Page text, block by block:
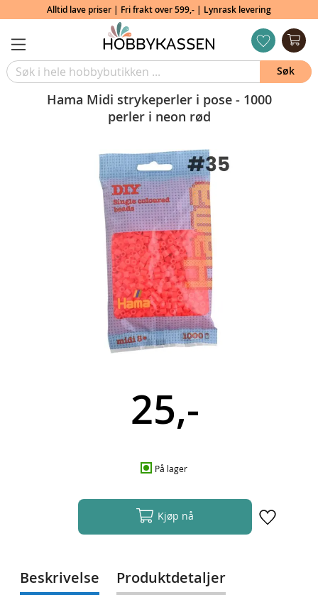
Alltid lave priser | Fri frakt over 599,- | Lynrask levering
Hama Midi strykeperler i pose - 1000
perler i neon rød
25,-
På lager
Kjøp nå
Beskrivelse Produktdetaljer
Søk
ønskeliste